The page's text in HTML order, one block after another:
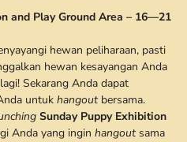
and Play Ground Area – 16—21
hewan peliharaan, pasti
hewan kesayangan Anda
Sekarang Anda dapat
untuk hangoutbersama.
Sunday Puppy Exhibition
Anda yang ingin hangoutsama